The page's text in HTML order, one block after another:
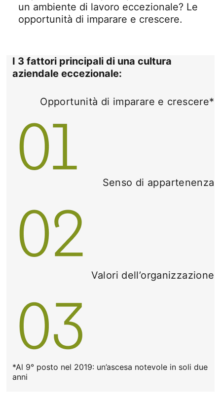
un ambiente di lavoro eccezionale? Le
opportunità di imparare e crescere.
I 3 fattori principali di una cultura
aziendale eccezionale:
Opportunità di imparare e crescere*
Senso di appartenenza
Valori dell’organizzazione
*Al 9° posto nel 2019: un’ascesa notevole in soli due
anni